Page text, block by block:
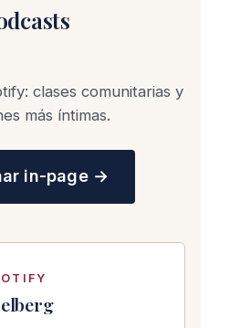
clases comunitarias y
más íntimas.
in-page →